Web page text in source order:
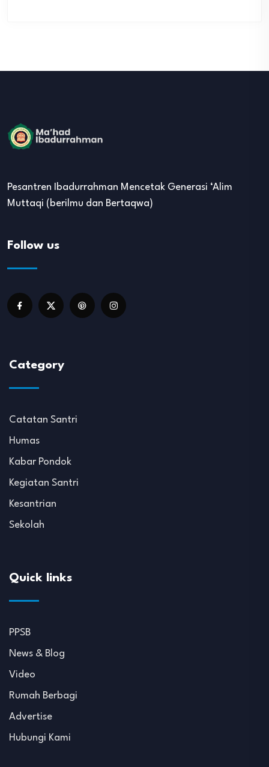
Pesantren Ibadurrahman Mencetak Generasi ‘Alim
Muttaqi (berilmu dan Bertaqwa)
Follow us
Category
Catatan Santri
Humas
Kabar Pondok
Kegiatan Santri
Kesantrian
Sekolah
Quick links
PPSB
News & Blog
Video
Rumah Berbagi
Advertise
Hubungi Kami